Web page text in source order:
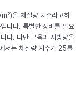
을 체질량 지수라고하
니다. 특별한 장비를 필요
다. 다만 근육과 지방량을
서는 체질량 지수가 25를